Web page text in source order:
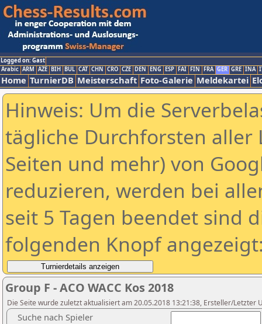
Logged on: Gast
Arabic ARM AZE BIH BUL CAT CHN CRO CZE DEN ENG ESP FAI FIN FRA GER GRE INA
Home TurnierDB Meisterschaft Foto-Galerie Meldekartei
Hinweis: Um die
tägliche Durchforsten aller
Seiten und mehr) von
reduzieren, werden bei
seit 5 Tagen beendet sind
folgenden Knopf
Group F - ACO WACC Kos 2018
Die Seite wurde zuletzt aktualisiert am 20.05.2018 13:21:38, Ersteller/Letzter
Suche nach Spieler